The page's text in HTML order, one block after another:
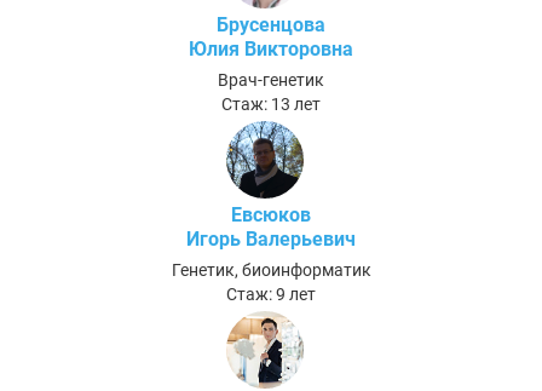
Брусенцова
Юлия Викторовна
Врач-генетик
Стаж: 13 лет
Евсюков
Игорь Валерьевич
Генетик, биоинформатик
Стаж: 9 лет